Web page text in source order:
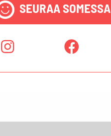
SEURAA SOMESSA